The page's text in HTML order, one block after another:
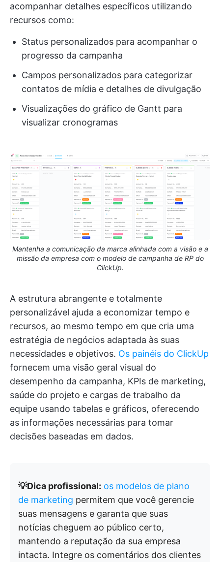
acompanhar detalhes específicos utilizando
recursos como:
Status personalizados para acompanhar o
progresso da campanha
Campos personalizados para categorizar
contatos de mídia e detalhes de divulgação
Visualizações do gráfico de Gantt para
visualizar cronogramas
Mantenha a comunicação da marca alinhada com a visão e a
missão da empresa com o modelo de campanha de RP do
ClickUp.
A estrutura abrangente e totalmente
personalizável ajuda a economizar tempo e
recursos, ao mesmo tempo em que cria uma
estratégia de negócios adaptada às suas
necessidades e objetivos. Os painéis do ClickUp
fornecem uma visão geral visual do
desempenho da campanha, KPIs de marketing,
saúde do projeto e cargas de trabalho da
equipe usando tabelas e gráficos, oferecendo
as informações necessárias para tomar
decisões baseadas em dados.
💡Dica profissional: os modelos de plano
de marketing permitem que você gerencie
suas mensagens e garanta que suas
notícias cheguem ao público certo,
mantendo a reputação da sua empresa
intacta. Integre os comentários dos clientes